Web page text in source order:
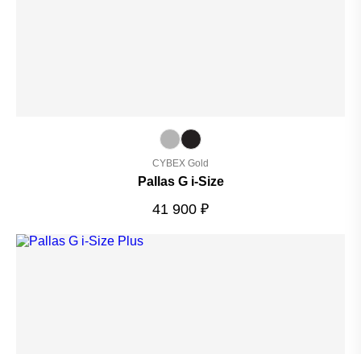
CYBEX Gold
Pallas G i-Size
41 900 ₽